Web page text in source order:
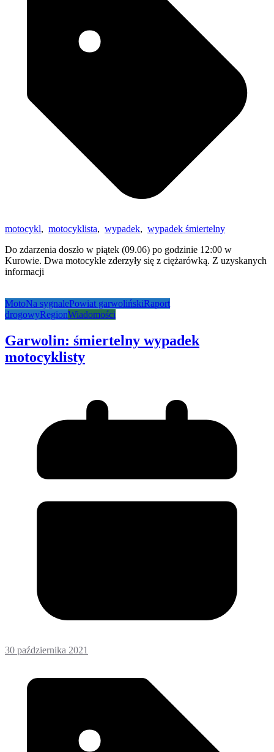
motocykl, motocyklista, wypadek, wypadek śmiertelny
Do zdarzenia doszło w piątek (09.06) po godzinie 12:00 w
Kurowie. Dwa motocykle zderzyły się z ciężarówką. Z uzyskanych
informacji
MotoNa sygnalePowiat garwolińskiRaport
drogowyRegionWiadomości
Garwolin: śmiertelny wypadek
motocyklisty
30 października 2021